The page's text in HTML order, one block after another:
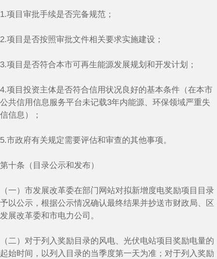
1.项目审批手续是否完备规范；
2.项目是否按照审批文件相关要求实施建设；
3.项目是否符合本市可再生能源发展规划和开发计划；
4.项目投资主体是否符合信用状况良好的基本条件（在本市
公共信用信息服务平台未记载3年内能源、环保领域严重失
信信息）；
5.市政府有关规定需要评估和审查的其他事项。
第十条（目录公示和发布）
（一）市发展改革委在部门网站对拟新增度电奖励项目目录
予以公示，根据公示情况确认最终结果并抄送市财政局、区
发展改革委和市电力公司。
（二）对于列入奖励目录的风电、光伏电站项目奖励电量的
起始时间，以列入目录的当季度第一天为准；对于列入奖励